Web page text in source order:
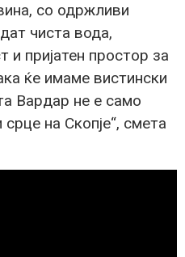
со одржливи
чиста вода,
пријатен простор за
ќе имаме вистински
Вардар не е само
на Скопје“, смета